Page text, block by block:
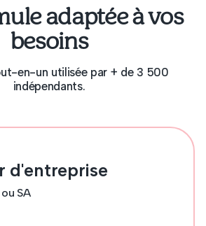
adaptée à vos
besoins
en-un utilisée par + de 3 500
indépendants.
d'entreprise
SA